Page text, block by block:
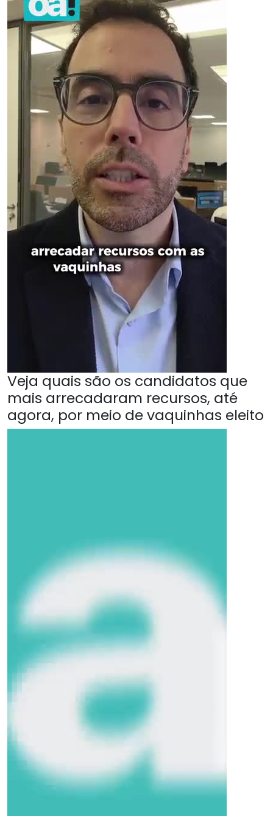
Veja quais são os candidatos que
mais arrecadaram recursos, até
agora, por meio de vaquinhas eleito